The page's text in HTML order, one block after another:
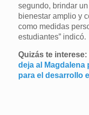
segundo, brindar
bienestar amplio y
como medidas
estudiantes”
Quizás te interese:
deja al
para el desarrollo